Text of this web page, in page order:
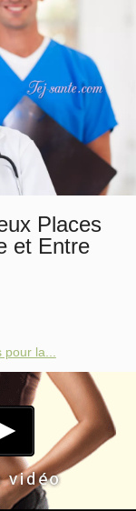
Places
et Entre
la...